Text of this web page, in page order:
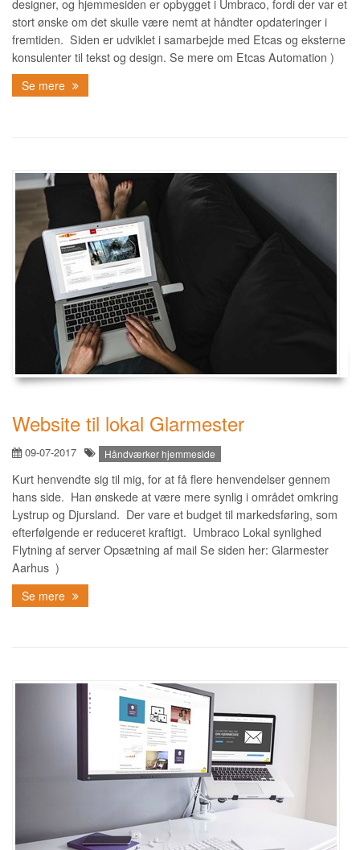
designer, og hjemmesiden er opbygget i Umbraco, fordi der var et
stort ønske om det skulle være nemt at håndter opdateringer i
fremtiden. Siden er udviklet i samarbejde med Etcas og eksterne
konsulenter til tekst og design. Se mere om Etcas Automation )
Se mere
Website til lokal Glarmester
09-07-2017 Håndværker hjemmeside
Kurt henvendte sig til mig, for at få flere henvendelser gennem
hans side. Han ønskede at være mere synlig i området omkring
Lystrup og Djursland. Der vare et budget til markedsføring, som
efterfølgende er reduceret kraftigt. Umbraco Lokal synlighed
Flytning af server Opsætning af mail Se siden her: Glarmester
Aarhus )
Se mere